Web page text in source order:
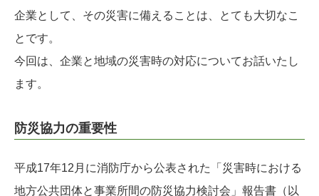
企業として、その災害に備えることは、とても大切なこ
とです。
今回は、企業と地域の災害時の対応についてお話いたし
ます。
防災協力の重要性
平成17年12月に消防庁から公表された「災害時における
地方公共団体と事業所間の防災協力検討会」報告書（以